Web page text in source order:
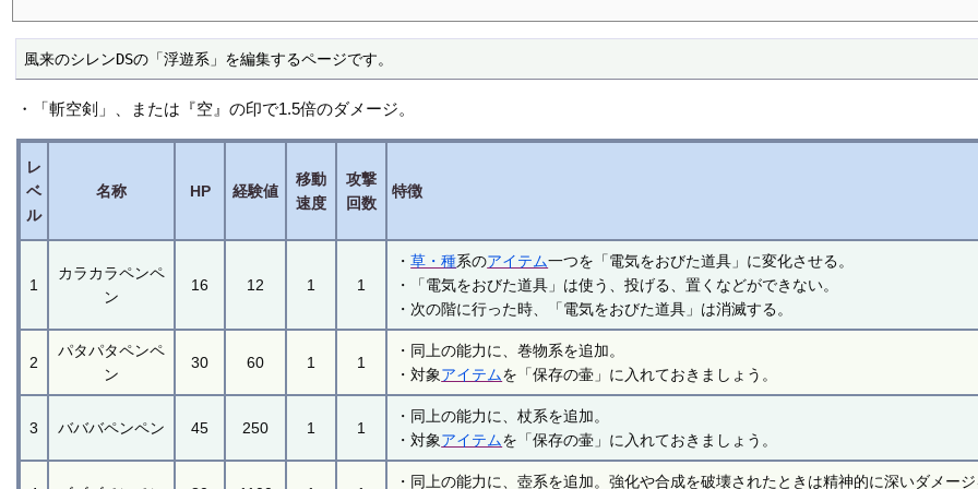
風来のシレンDSの「浮遊系」を編集するページです。
・「斬空剣」、または『空』の印で1.5倍のダメージ。
レ
ベ
ル
名称 HP 経験値
移動
速度
攻撃
回数
特徴
1
カラカラペンペ
ン
16 12 1 1
・草・種系のアイテム一つを「電気をおびた道具」に変化させる。
・「電気をおびた道具」は使う、投げる、置くなどができない。
・次の階に行った時、「電気をおびた道具」は消滅する。
2
パタパタペンペ
ン
30 60 1 1
・同上の能力に、巻物系を追加。
・対象アイテムを「保存の壷」に入れておきましょう。
3 バババペンペン 45 250 1 1
・同上の能力に、杖系を追加。
・対象アイテムを「保存の壷」に入れておきましょう。
・同上の能力に、壺系を追加。強化や合成を破壊されたときは精神的に深いダメージ